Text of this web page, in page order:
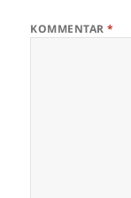
KOMMENTAR*